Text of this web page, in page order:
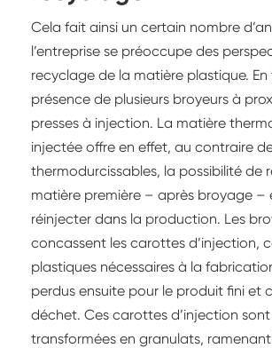
Cela fait ainsi un certain nombre
l’entreprise se préoccupe des
recyclage de la matière plastique.
présence de plusieurs broyeurs à
presses à injection. La matière
injectée offre en effet, au contraire
thermodurcissables, la possibilité de
matière première – après broyage –
réinjecter dans la production. Les
concassent les carottes d’injection,
plastiques nécessaires à la
perdus ensuite pour le produit fini et
déchet. Ces carottes d’injection
transformées en granulats,